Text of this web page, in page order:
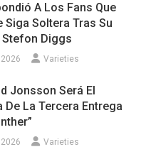
A Los Fans Que
Siga Soltera Tras Su
Stefon Diggs
Varieties
Jonsson Será El
La Tercera Entrega
Varieties